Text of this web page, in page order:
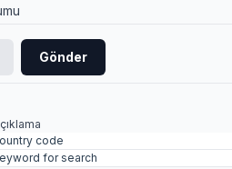
Gönder
code
for search